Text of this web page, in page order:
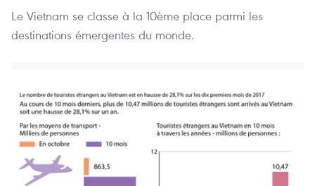
Le Vietnam se classe à la 10ème place parmi les
destinations émergentes du monde.